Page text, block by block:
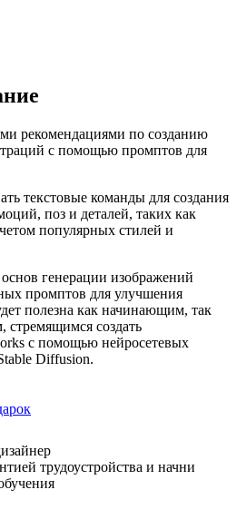
рекомендациями по созданию
с помощью промптов для
текстовые команды для создания
поз и деталей, таких как
популярных стилей и
генерации изображений
промптов для улучшения
полезна как начинающим, так
стремящимся создать
с помощью нейросетевых
Diffusion.
трудоустройства и начни